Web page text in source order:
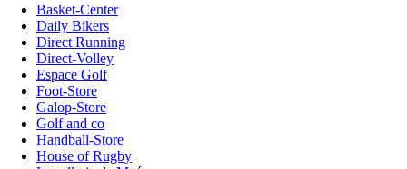
Basket-Center
Daily Bikers
Direct Running
Direct-Volley
Espace Golf
Foot-Store
Galop-Store
Golf and co
Handball-Store
House of Rugby